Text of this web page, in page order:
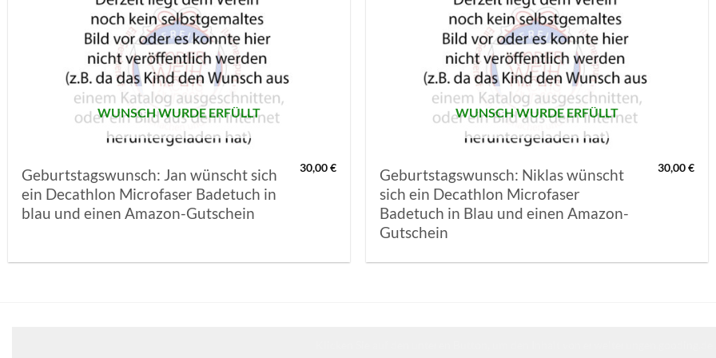
WUNSCH WURDE ERFÜLLT
Geburtstagswunsch: Jan wünscht sich
ein Decathlon Microfaser Badetuch in
blau und einen Amazon-Gutschein
30,00€
WUNSCH WURDE ERFÜLLT
Geburtstagswunsch: Niklas wünscht
sich ein Decathlon Microfaser
Badetuch in Blau und einen Amazon-
Gutschein
30,00€